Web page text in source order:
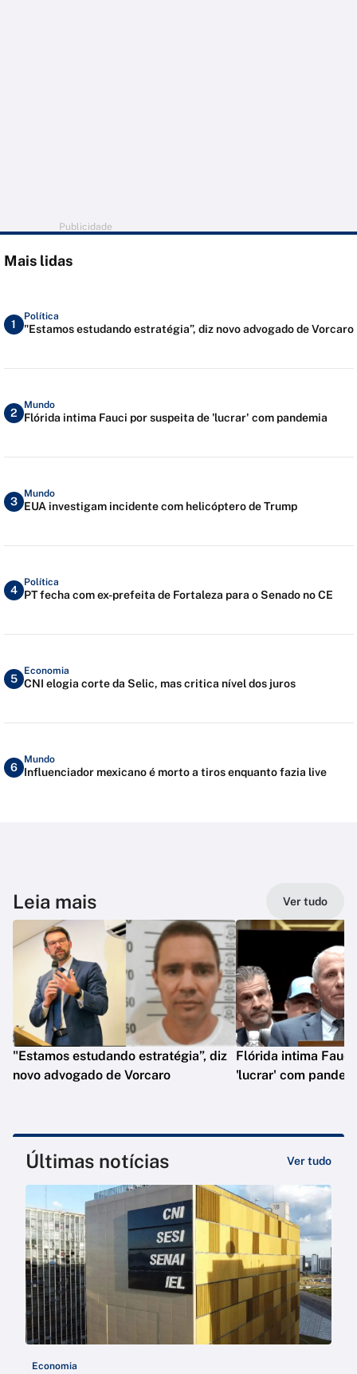
Publicidade
Mais lidas
1
Política
"Estamos estudando estratégia”, diz novo advogado de Vorcaro
2
Mundo
Flórida intima Fauci por suspeita de 'lucrar' com pandemia
3
Mundo
EUA investigam incidente com helicóptero de Trump
4
Política
PT fecha com ex-prefeita de Fortaleza para o Senado no CE
5
Economia
CNI elogia corte da Selic, mas critica nível dos juros
6
Mundo
Influenciador mexicano é morto a tiros enquanto fazia live
Leia mais Ver tudo
"Estamos estudando estratégia”, diz
novo advogado de Vorcaro
Flórida intima
'lucrar' com
Últimas notícias Ver tudo
Economia